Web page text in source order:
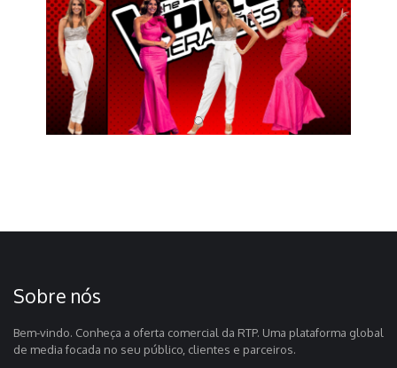
Sobre nós
Bem-vindo. Conheça a oferta comercial da RTP. Uma plataforma global
de media focada no seu público, clientes e parceiros.